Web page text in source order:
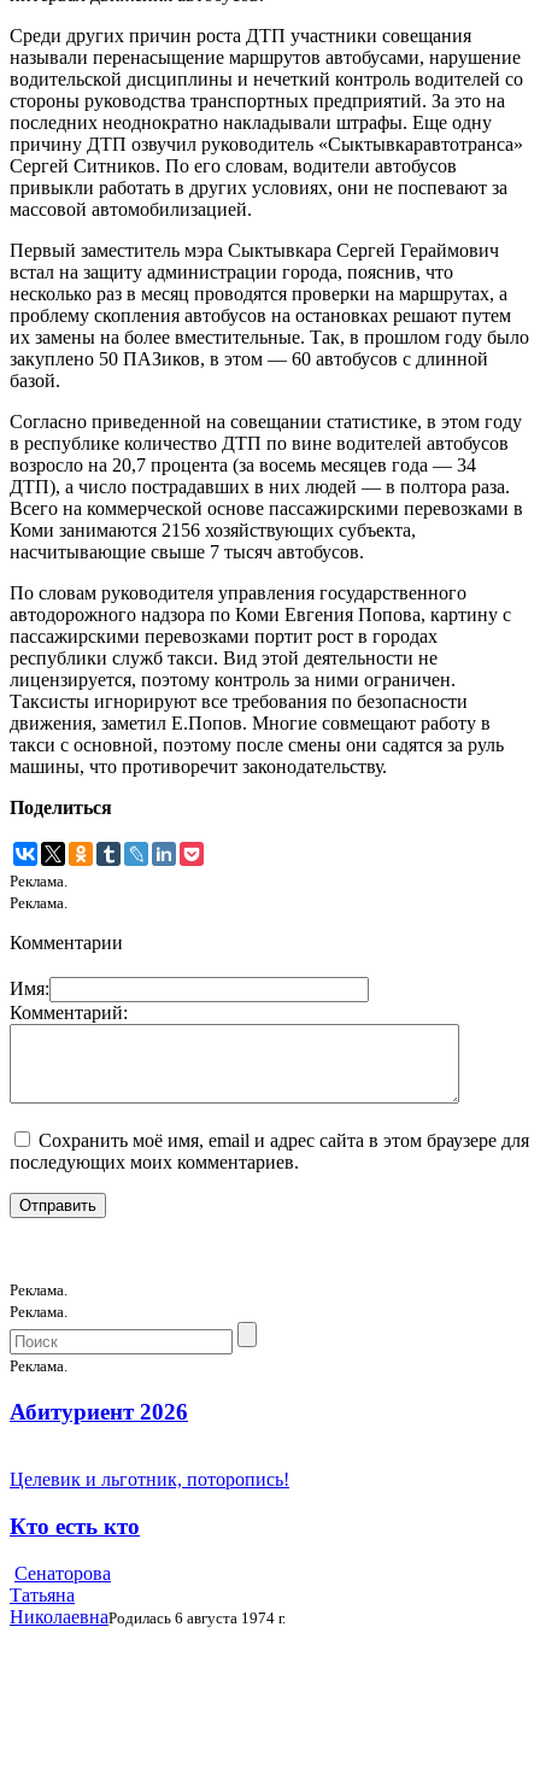
Среди других причин роста ДТП участники совещания
называли перенасыщение маршрутов автобусами, нарушение
водительской дисциплины и нечеткий контроль водителей со
стороны руководства транспортных предприятий. За это на
последних неоднократно накладывали штрафы. Еще одну
причину ДТП озвучил руководитель «Сыктывкаравтотранса»
Сергей Ситников. По его словам, водители автобусов
привыкли работать в других условиях, они не поспевают за
массовой автомобилизацией.
Первый заместитель мэра Сыктывкара Сергей Гераймович
встал на защиту администрации города, пояснив, что
несколько раз в месяц проводятся проверки на маршрутах, а
проблему скопления автобусов на остановках решают путем
их замены на более вместительные. Так, в прошлом году было
закуплено 50 ПАЗиков, в этом — 60 автобусов с длинной
базой.
Согласно приведенной на совещании статистике, в этом году
в республике количество ДТП по вине водителей автобусов
возросло на 20,7 процента (за восемь месяцев года — 34
ДТП), а число пострадавших в них людей — в полтора раза.
Всего на коммерческой основе пассажирскими перевозками в
Коми занимаются 2156 хозяйствующих субъекта,
насчитывающие свыше 7 тысяч автобусов.
По словам руководителя управления государственного
автодорожного надзора по Коми Евгения Попова, картину с
пассажирскими перевозками портит рост в городах
республики служб такси. Вид этой деятельности не
лицензируется, поэтому контроль за ними ограничен.
Таксисты игнорируют все требования по безопасности
движения, заметил Е.Попов. Многие совмещают работу в
такси с основной, поэтому после смены они садятся за руль
машины, что противоречит законодательству.
Поделиться
Реклама.
Реклама.
Комментарии
Имя:
Комментарий:
Сохранить моё имя, email и адрес сайта в этом браузере для
последующих моих комментариев.
Реклама.
Реклама.
Реклама.
Абитуриент 2026
Целевик и льготник, поторопись!
Кто есть кто
Сенаторова
Татьяна
НиколаевнаРодилась 6 августа 1974 г.